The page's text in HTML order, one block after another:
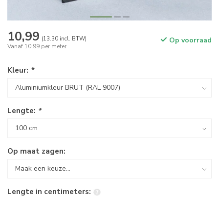
10,99 (13.30 incl. BTW)
Vanaf 10,99 per meter
Op voorraad
Kleur: *
Lengte: *
Op maat zagen:
Lengte in centimeters: